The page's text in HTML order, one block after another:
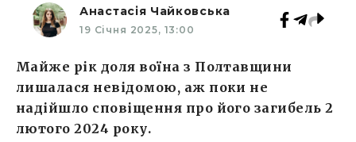
Анастасія Чайковська
19 Січня 2025, 13:00
Майже рік доля воїна з Полтавщини
лишалася невідомою, аж поки не
надійшло сповіщення про його загибель 2
лютого 2024 року.